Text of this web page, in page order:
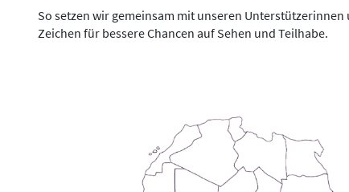
So setzen wir gemeinsam mit unseren
Zeichen für bessere Chancen auf Sehen und Teilhabe.